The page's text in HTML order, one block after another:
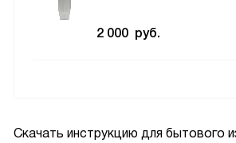
Скачать инструкцию для бытового
2 000 руб.